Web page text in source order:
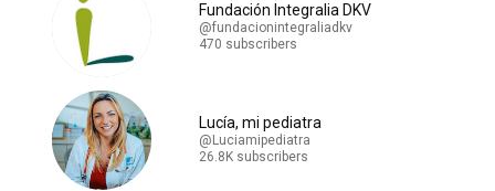
Fundación Integralia DKV
@fundacionintegraliadkv
470 subscribers
Lucía, mi pediatra
@Luciamipediatra
26.8K subscribers